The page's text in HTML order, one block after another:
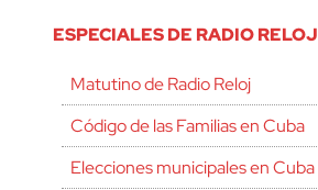
ESPECIALES DE RADIO RELOJ
Matutino de Radio Reloj
Código de las Familias en Cuba
Elecciones municipales en Cuba